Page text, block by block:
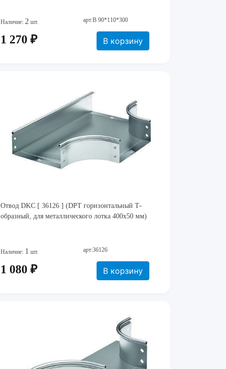
Наличие: 2 шт. арт:B 90*110*300
1 270 ₽ В корзину
Отвод DKC [ 36126 ] (DPT горизонтальный Т-
образный, для металлического лотка 400х50 мм)
Наличие: 1 шт. арт:36126
1 080 ₽ В корзину